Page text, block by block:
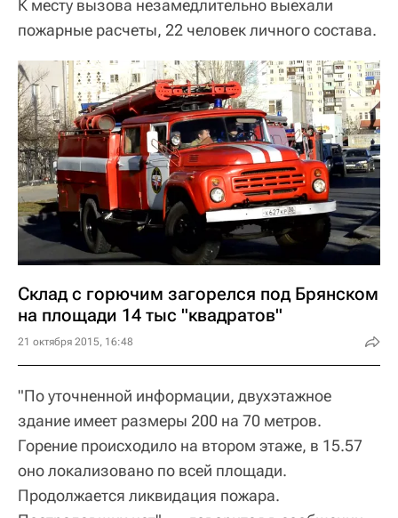
К месту вызова незамедлительно выехали
пожарные расчеты, 22 человек личного состава.
Склад с горючим загорелся под Брянском
на площади 14 тыс "квадратов"
21 октября 2015, 16:48
"По уточненной информации, двухэтажное
здание имеет размеры 200 на 70 метров.
Горение происходило на втором этаже, в 15.57
оно локализовано по всей площади.
Продолжается ликвидация пожара.